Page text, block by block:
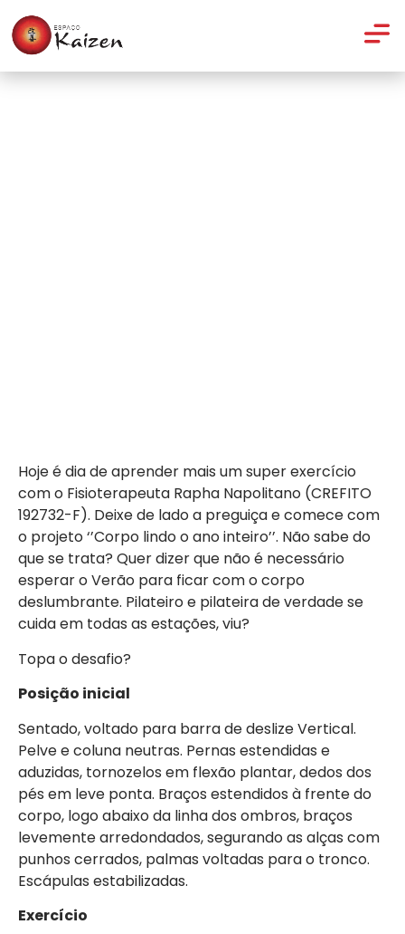
Hoje é dia de aprender mais um super exercício
com o Fisioterapeuta Rapha Napolitano (CREFITO
192732-F). Deixe de lado a preguiça e comece com
o projeto ‘’Corpo lindo o ano inteiro’’. Não sabe do
que se trata? Quer dizer que não é necessário
esperar o Verão para ficar com o corpo
deslumbrante. Pilateiro e pilateira de verdade se
cuida em todas as estações, viu?
Topa o desafio?
Posição inicial
Sentado, voltado para barra de deslize Vertical.
Pelve e coluna neutras. Pernas estendidas e
aduzidas, tornozelos em flexão plantar, dedos dos
pés em leve ponta. Braços estendidos à frente do
corpo, logo abaixo da linha dos ombros, braços
levemente arredondados, segurando as alças com
punhos cerrados, palmas voltadas para o tronco.
Escápulas estabilizadas.
Exercício